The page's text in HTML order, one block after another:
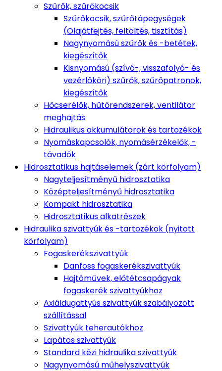
Szűrők, szűrőkocsik
Szűrőkocsik, szűrőtápegységek
(Olajátfejtés, feltöltés, tisztítás)
Nagynyomású szűrők és -betétek,
kiegészítők
Kisnyomású (szívó-, visszafolyó- és
vezérlőköri) szűrők, szűrőpatronok,
kiegészítők
Hőcserélők, hűtőrendszerek, ventilátor
meghajtás
Hidraulikus akkumulátorok és tartozékok
Nyomáskapcsolók, nyomásérzékelők, -
távadók
Hidrosztatikus hajtáselemek (zárt körfolyam)
Nagyteljesítményű hidrosztatika
Középteljesítményű hidrosztatika
Kompakt hidrosztatika
Hidrosztatikus alkatrészek
Hidraulika szivattyúk és -tartozékok (nyitott
körfolyam)
Fogaskerékszivattyúk
Danfoss fogaskerékszivattyúk
Hajtóművek, előtétcsapágyak
fogaskerék szivattyúkhoz
Axiáldugattyús szivattyúk szabályozott
szállítással
Szivattyúk teherautókhoz
Lapátos szivattyúk
Standard kézi hidraulika szivattyúk
Nagynyomású műhelyszivattyúk